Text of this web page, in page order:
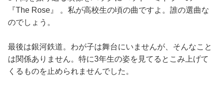
『The Rose』 。私が高校生の頃の曲ですよ。誰の選曲な
のでしょう。
最後は銀河鉄道。わが子は舞台にいませんが、そんなこと
は関係ありません。特に3年生の姿を見てるとこみ上げて
くるものを止められませんでした。